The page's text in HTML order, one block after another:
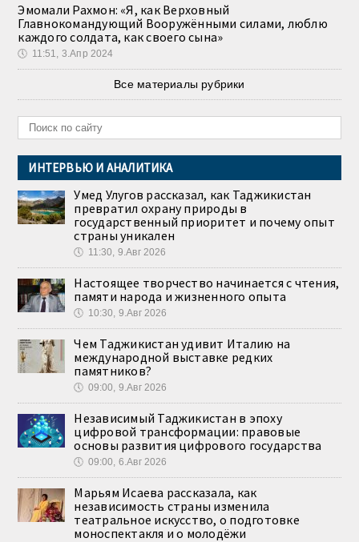
Эмомали Рахмон: «Я, как Верховный
Главнокомандующий Вооружёнными силами, люблю
каждого солдата, как своего сына»
🕔 11:51, 3.Апр 2024
Все материалы рубрики
ИНТЕРВЬЮ И АНАЛИТИКА
Умед Улугов рассказал, как Таджикистан
превратил охрану природы в
государственный приоритет и почему опыт
страны уникален
🕔 11:30, 9.Авг 2026
Настоящее творчество начинается с чтения,
памяти народа и жизненного опыта
🕔 10:30, 9.Авг 2026
Чем Таджикистан удивит Италию на
международной выставке редких
памятников?
🕔 09:00, 9.Авг 2026
Независимый Таджикистан в эпоху
цифровой трансформации: правовые
основы развития цифрового государства
🕔 09:00, 6.Авг 2026
Марьям Исаева рассказала, как
независимость страны изменила
театральное искусство, о подготовке
моноспектакля и о молодёжи